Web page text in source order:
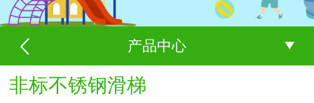
产品中心
非标不锈钢滑梯